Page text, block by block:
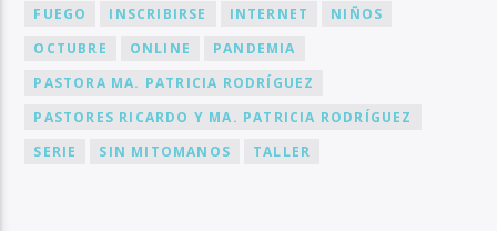
FUEGO
INSCRIBIRSE INTERNET
NIÑOS
OCTUBRE
ONLINE
PANDEMIA
PASTORA MA. PATRICIA RODRÍGUEZ
PASTORES RICARDO Y MA. PATRICIA RODRÍGUEZ
SERIE
SIN MITOMANOS TALLER